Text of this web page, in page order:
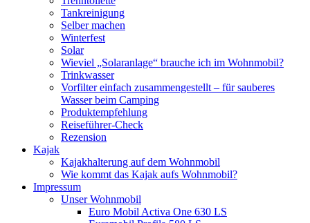
Tankreinigung
Selber machen
Winterfest
Solar
Wieviel „Solaranlage“ brauche ich im Wohnmobil?
Trinkwasser
Vorfilter einfach zusammengestellt – für sauberes
Wasser beim Camping
Produktempfehlung
Reiseführer-Check
Rezension
Kajak
Kajakhalterung auf dem Wohnmobil
Wie kommt das Kajak aufs Wohnmobil?
Impressum
Unser Wohnmobil
Euro Mobil Activa One 630 LS